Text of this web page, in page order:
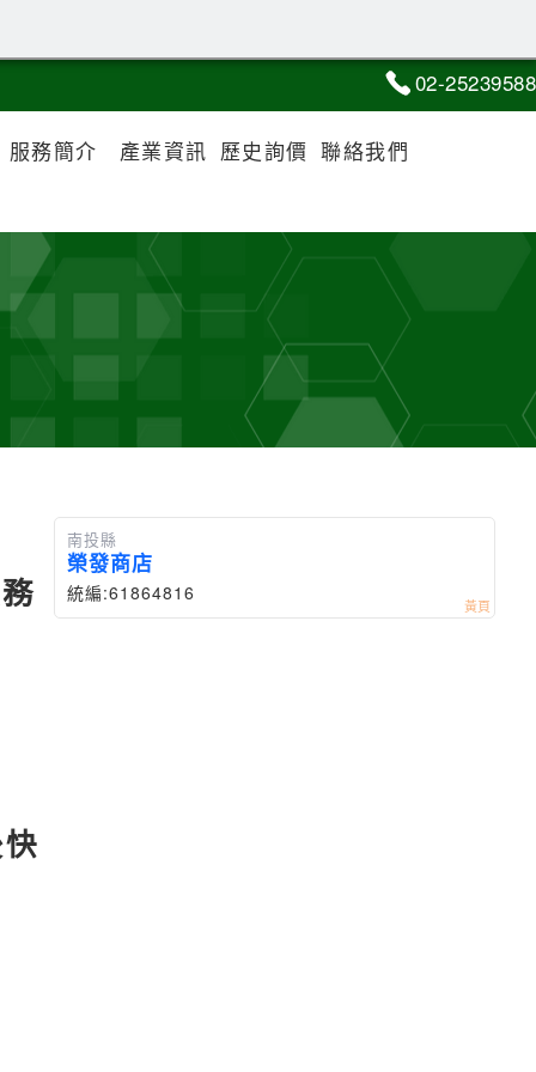
02-25239588
服務簡介 產業資訊 歷史詢價 聯絡我們
南投縣
榮發商店
統編:61864816